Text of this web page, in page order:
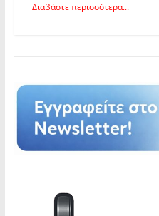
Διαβάστε περισσότερα...